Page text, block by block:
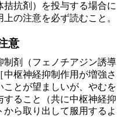
抗剤）を投与する場合に
の注意を必ず読むこと。
意
ら取り出して服用するよ
剤（フェノチアジン誘導
枢神経抑制作用が増強さ
とが望ましいが、やむを
ること（共に中枢神経抑